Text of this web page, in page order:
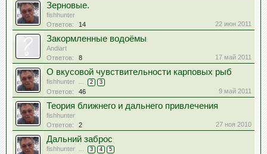
Зерновые.
fishhunter
Ответов:
14 22 июн 2011
Закормленные водоёмы
Andiart
Ответов:
8 17 май 2011
О вкусовой чувствительности карповых рыб
fishhunter ... 2 3
Ответов: 46 9 май 2011
Теория ближнего и дальнего привлечения
fishhunter
Ответов:
2 27 ноя 2010
Дальний заброс
fishhunter ... 3 4 5